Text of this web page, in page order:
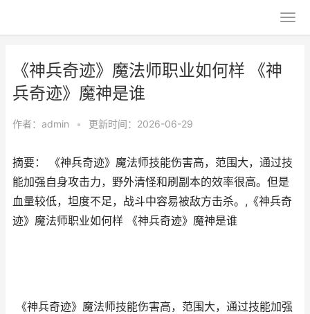
《神兵奇迹》魔法师职业如何样 《神
兵奇迹》魔神是谁
作者： admin • 更新时间：2026-06-29
摘要： 《神兵奇迹》魔法师技能伤害高，范围大，通过技
能加强自身攻击力，野外清怪和刷副本的效率很高。但是
血量较低，坦度不足，战斗中容易被敌方击杀。,《神兵奇
迹》魔法师职业如何样 《神兵奇迹》魔神是谁
《神兵奇迹》 魔法师技能伤害高，范围大，通过技能加强